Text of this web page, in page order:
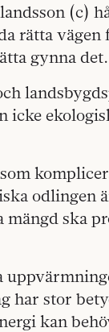
(c)
rätta
gynna det.
icke
odlingen
ska
har stor
kan